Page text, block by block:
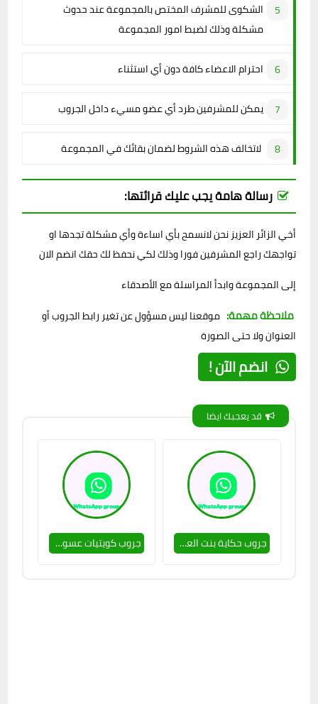
الشكوى للمشرف المختص بالمجموعة عند حدوث
مشكلة وذلك لضبط امور المجموعة
احترام الاعضاء كافة دون أي استثناء
يمكن للمشرفين طرد أي عضو مسيء داخل الجروب
لاتخالف هذه الشروط لضمان بقائك في المجموعة
رسالة هامة يجب عليك قرائتها:
أخي الزائر العزيز نحن لانسمح بأي اساءة وأي مشكلة تجدها او
تواجهك راجع المشرفين فورا وذلك لكي نحفظ لك حقك انضم الان
إلى المجموعة وابدأ المراسلة مع الأصدقاء
ملاحظة مهمة: موقعنا ليس مسؤول عن تغير رابط الجروب أو
العنوان ولا حتى الصورة
انضم الآن !
قد يعجبك ايضا
جروب حكاية بنت العشرين 🥵🔥 جروب كويتيات عسولات 🥵🔥